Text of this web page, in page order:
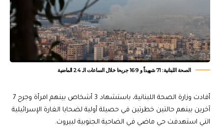
الصحة اللبنانية: 71 شهيداً و 169 جريحا خلال الساعات الـ 24 الماضية
أفادت وزارة الصحة اللبنانية، باستشهاد 3 أشخاص بينهم امرأة وجرح 7
آخرين بينهم حالتين خطرتين في حصيلة أولية لضحايا الغارة الإسرائيلية
التي استهدفت حي ماضي في الضاحية الجنوبية لبيروت.